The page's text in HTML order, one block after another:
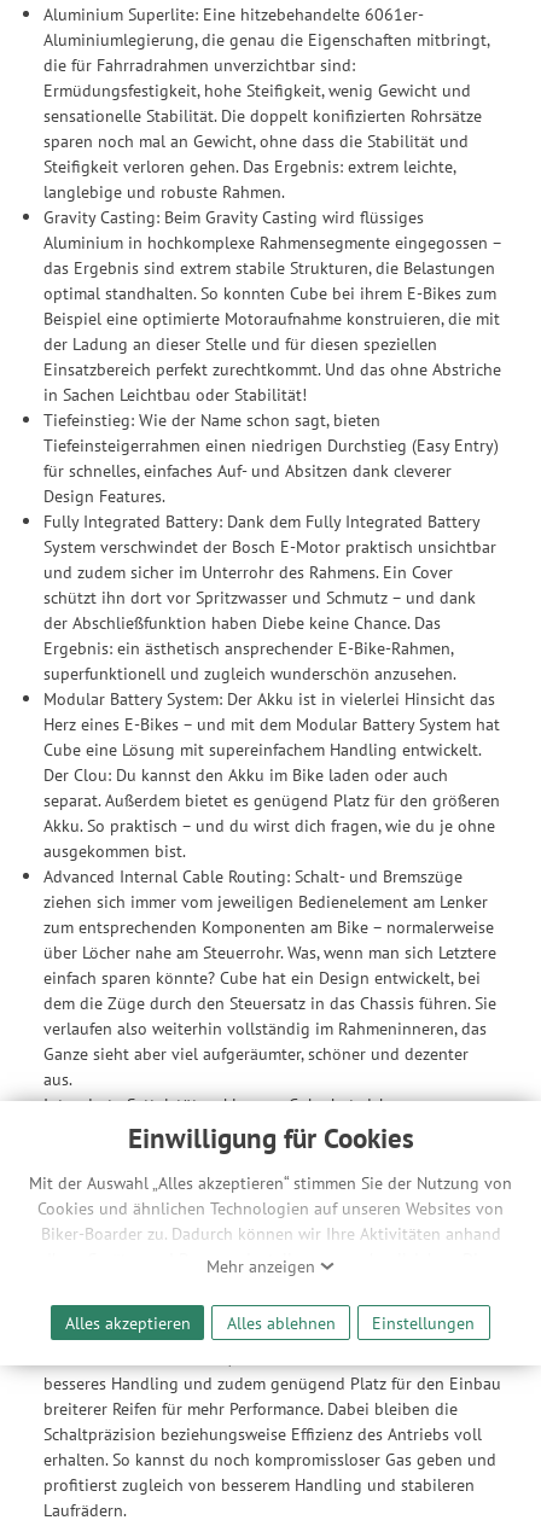
Einwilligung für Cookies
Mit der Auswahl „Alles akzeptieren“ stimmen Sie der Nutzung von
Cookies und ähnlichen Technologien auf unseren Websites von
Biker-Boarder zu. Dadurch können wir Ihre Aktivitäten anhand
Ihrer Geräte- und Browsereinstellungen nachvollziehen. Dies
Werbeanzeigen für Sie bereitzustellen sowie Funktionalitäten
unserer Website sicherzustellen und stetig zu verbessern. Dabei
werden Ihre Daten auch an Drittanbieter und Werbepartner
weitergegeben. Die Verarbeitung erfolgt ausschließlich zum
Zwecke der Einbindung von Streaming-Inhalten und der
Durchführung von statistischer Analyse, Reichweitenmessungen,
Produktempfehlungen und nutzungsbasierter Werbung.
Informationen zu den einzelnen Funktionen, den Drittanbietern
und der Speicherdauer finden Sie unter Einstellungen. Diese
Mehr anzeigen
Alles akzeptieren Alles ablehnen Einstellungen
Aluminium Superlite: Eine hitzebehandelte 6061er-
Aluminiumlegierung, die genau die Eigenschaften mitbringt,
die für Fahrradrahmen unverzichtbar sind:
Ermüdungsfestigkeit, hohe Steifigkeit, wenig Gewicht und
sensationelle Stabilität. Die doppelt konifizierten Rohrsätze
sparen noch mal an Gewicht, ohne dass die Stabilität und
Steifigkeit verloren gehen. Das Ergebnis: extrem leichte,
langlebige und robuste Rahmen.
Gravity Casting: Beim Gravity Casting wird flüssiges
Aluminium in hochkomplexe Rahmensegmente eingegossen –
das Ergebnis sind extrem stabile Strukturen, die Belastungen
optimal standhalten. So konnten Cube bei ihrem E-Bikes zum
Beispiel eine optimierte Motoraufnahme konstruieren, die mit
der Ladung an dieser Stelle und für diesen speziellen
Einsatzbereich perfekt zurechtkommt. Und das ohne Abstriche
in Sachen Leichtbau oder Stabilität!
Tiefeinstieg: Wie der Name schon sagt, bieten
Tiefeinsteigerrahmen einen niedrigen Durchstieg (Easy Entry)
für schnelles, einfaches Auf- und Absitzen dank cleverer
Design Features.
Fully Integrated Battery: Dank dem Fully Integrated Battery
System verschwindet der Bosch E-Motor praktisch unsichtbar
und zudem sicher im Unterrohr des Rahmens. Ein Cover
schützt ihn dort vor Spritzwasser und Schmutz – und dank
der Abschließfunktion haben Diebe keine Chance. Das
Ergebnis: ein ästhetisch ansprechender E-Bike-Rahmen,
superfunktionell und zugleich wunderschön anzusehen.
Modular Battery System: Der Akku ist in vielerlei Hinsicht das
Herz eines E-Bikes – und mit dem Modular Battery System hat
Cube eine Lösung mit supereinfachem Handling entwickelt.
Der Clou: Du kannst den Akku im Bike laden oder auch
separat. Außerdem bietet es genügend Platz für den größeren
Akku. So praktisch – und du wirst dich fragen, wie du je ohne
ausgekommen bist.
Advanced Internal Cable Routing: Schalt- und Bremszüge
ziehen sich immer vom jeweiligen Bedienelement am Lenker
zum entsprechenden Komponenten am Bike – normalerweise
über Löcher nahe am Steuerrohr. Was, wenn man sich Letztere
einfach sparen könnte? Cube hat ein Design entwickelt, bei
dem die Züge durch den Steuersatz in das Chassis führen. Sie
verlaufen also weiterhin vollständig im Rahmeninneren, das
Ganze sieht aber viel aufgeräumter, schöner und dezenter
aus.
Integrierte Sattelstützenklemme: Cube hat sich
kontinuierlicher Innovation verschrieben, auch bei den
kleinsten Details, sodass du dein Bike-Erlebnis in vollen
Zügen genießen kannst. Die integrierte Sattelstützenklemme
fügt sich mit ihrem minimalistischen Design formschön in das
zurückgenommende Rahmendesign ein und spart sogar noch
ein paar Gramm Gewicht. Das Ergebnis: eine wunderschöne,
aufgeräumte Optik in Kombination mit optimierter
Performance.
Boost148: Das Konzept hinter der Boost 148 Steckachse, eine
besseres Handling und zudem genügend Platz für den Einbau
breiterer Reifen für mehr Performance. Dabei bleiben die
Schaltpräzision beziehungsweise Effizienz des Antriebs voll
erhalten. So kannst du noch kompromissloser Gas geben und
profitierst zugleich von besserem Handling und stabileren
Laufrädern.